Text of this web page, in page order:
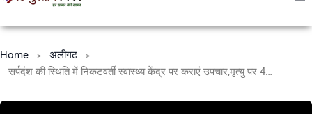
Home
अलीगढ
सर्पदंश की स्थिति में निकटवर्ती स्वास्थ्य केंद्र पर कराएं उपचार,मृत्यु पर 4 लाख की सहायता